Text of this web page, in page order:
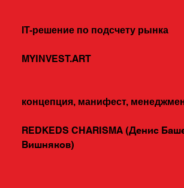
IT-решение по подсчету рынка
MYINVEST.ART
концепция, манифест,
REDKEDS CHARISMA (Денис
Вишняков)